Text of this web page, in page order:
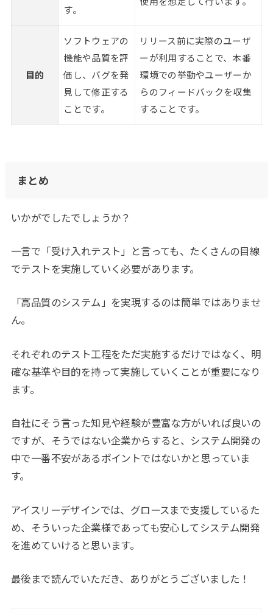
す。
目的
ソフトウェアの
機能や品質を評
価し、バグを発
見して修正する
ことです。
リリース前に実際のユーザ
ーが利用することで、本番
環境での挙動やユーザーか
らのフィードバックを収集
することです。
まとめ
いかがでしたでしょうか？
一言で「受け入れテスト」と言っても、たくさんの目線
でテストを実施していく必要があります。
「高品質のシステム」を実現するのは簡単ではありませ
ん。
それぞれのテスト工程をただ実施するだけではなく、明
確な基準や目的を持って実施していくことが重要になり
ます。
自社にそう言った知見や経験が豊富な方がいれば良いの
ですが、そうではない企業からすると、システム開発の
中で一番不安があるポイントではないかと思っていま
す。
アイスリーデザインでは、グロースまで支援しているた
め、そういった企業様であっても安心してシステム開発
を進めていけると思います。
最後まで読んでいただき、ありがとうございました！